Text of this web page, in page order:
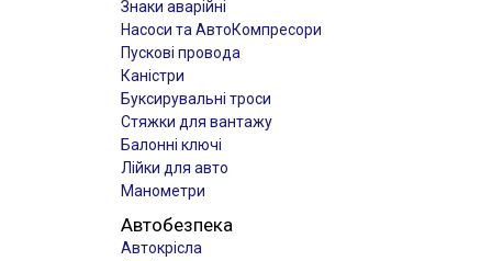
Знаки аварійні
Насоси та АвтоКомпресори
Пускові провода
Каністри
Буксирувальні троси
Стяжки для вантажу
Балонні ключі
Лійки для авто
Манометри
Автобезпека
Автокрісла